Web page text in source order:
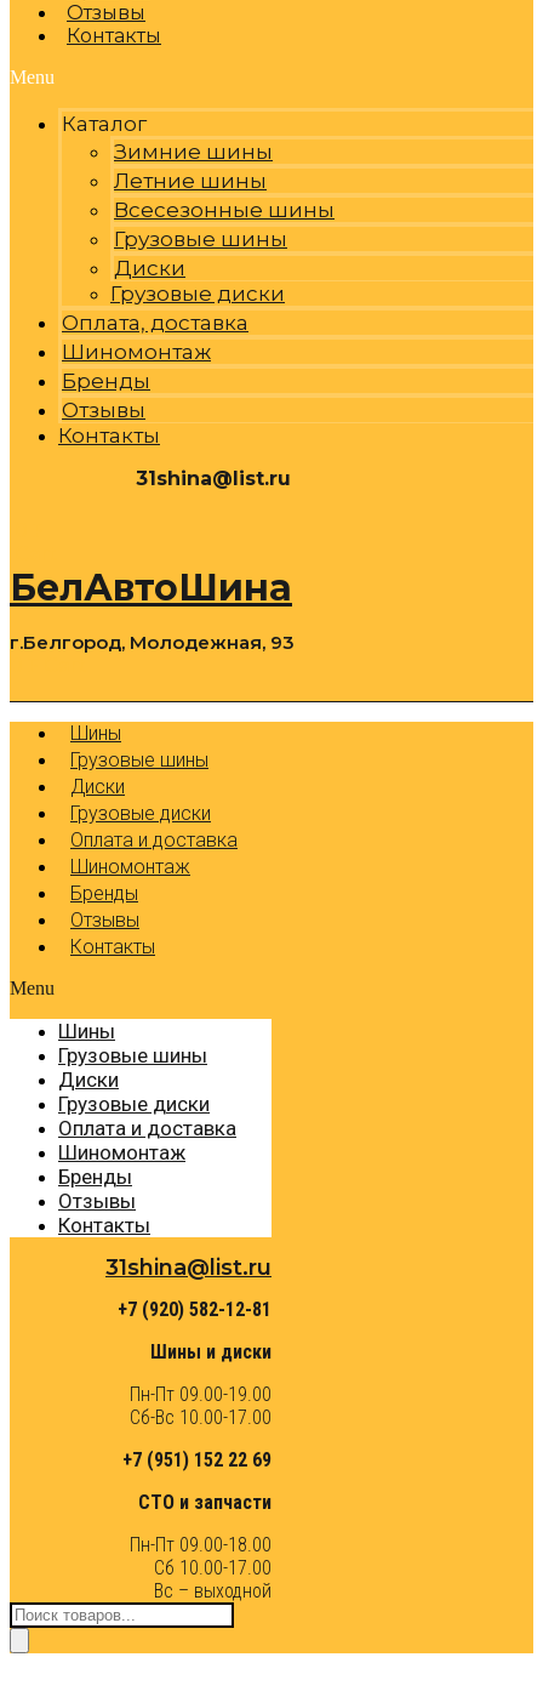
Отзывы
Контакты
Menu
Каталог
Зимние шины
Летние шины
Всесезонные шины
Грузовые шины
Диски
Грузовые диски
Оплата, доставка
Шиномонтаж
Бренды
Отзывы
Контакты
31shina@list.ru
БелАвтоШина
г.Белгород, Молодежная, 93
Шины
Грузовые шины
Диски
Грузовые диски
Оплата и доставка
Шиномонтаж
Бренды
Отзывы
Контакты
Menu
Шины
Грузовые шины
Диски
Грузовые диски
Оплата и доставка
Шиномонтаж
Бренды
Отзывы
Контакты
31shina@list.ru
+7 (920) 582-12-81
Шины и диски
Пн-Пт 09.00-19.00
Сб-Вс 10.00-17.00
+7 (951) 152 22 69
СТО и запчасти
Пн-Пт 09.00-18.00
Сб 10.00-17.00
Вс – выходной
Поиск
товаров